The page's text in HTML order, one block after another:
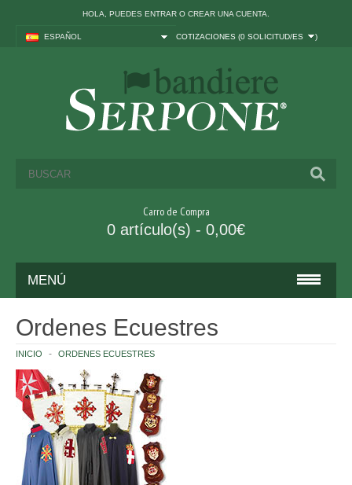
HOLA, PUEDES ENTRAR O CREAR UNA CUENTA
ESPAÑOL COTIZACIONES (0 SOLICITUD/ES )
Carro de Compra
0 artículo(s) - 0,00€
MENÚ
ITALIA Y UE
INSTITUCIONES ITALIANAS
NACIONES
EUROPA
Ordenes Ecuestres
INICIO ORDENES ECUESTRES